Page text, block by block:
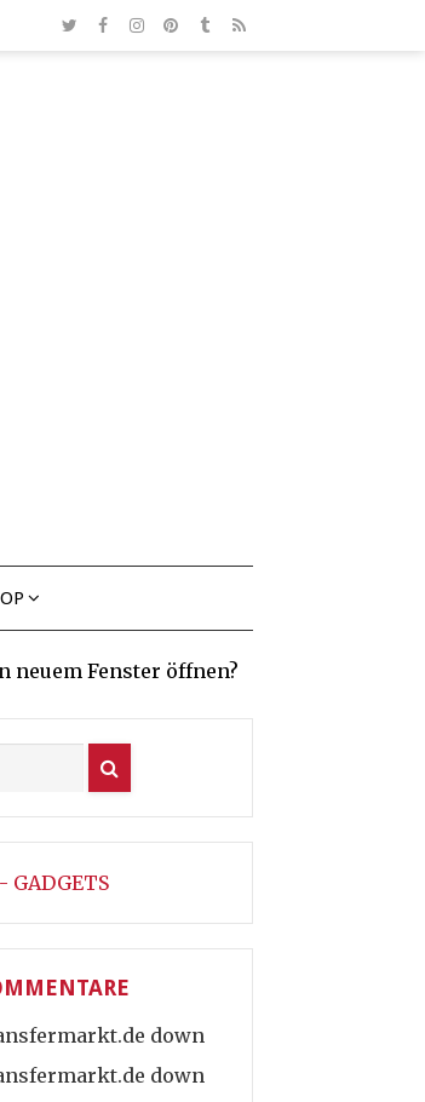
neuem Fenster öffnen?
GADGETS
down
down